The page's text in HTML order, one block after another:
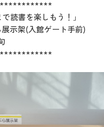
読書を楽しもう！」
示架(入館ゲート手前)